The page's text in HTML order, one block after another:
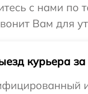
с нами по
Вам для
курьера